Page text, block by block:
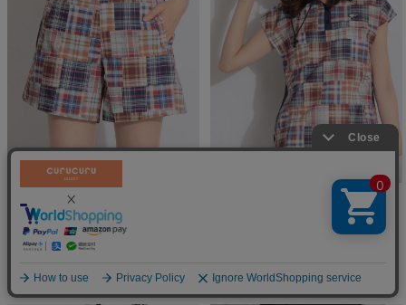
【ストレッチ】マドラスチェック
柄ショートパンツ
ビームスゴルフ
【ストレッチ】マドラスチェック
柄フレンチスリーブポロシャツ
絞り込む